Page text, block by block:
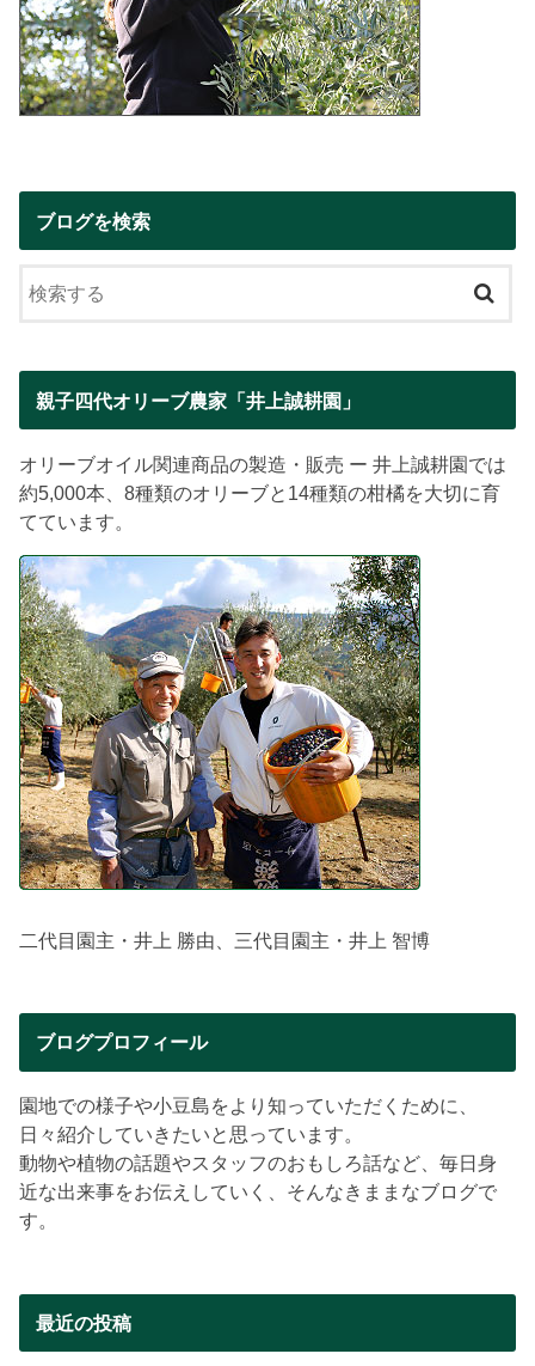
ブログを検索
親子四代オリーブ農家「井上誠耕園」
オリーブオイル関連商品の製造・販売 ー 井上誠耕園では
約5,000本、8種類のオリーブと14種類の柑橘を大切に育
てています。
二代目園主・井上 勝由、三代目園主・井上 智博
ブログプロフィール
園地での様子や小豆島をより知っていただくために、
日々紹介していきたいと思っています。
動物や植物の話題やスタッフのおもしろ話など、毎日身
近な出来事をお伝えしていく、そんなきままなブログで
す。
最近の投稿